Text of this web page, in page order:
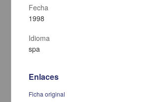
Fecha
1998
Idioma
spa
Enlaces
Ficha original